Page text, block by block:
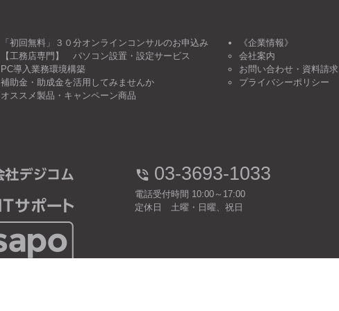
「初回無料」３０分オンラインコンサルのお申込み
【工務店専門】 パソコン設置・設定サービス
PC導入業務環境構築
補助金・助成金を活用してみませんか
オススメ製品・キャンペーン商品
《企業情報》
会社案内
お問い合わせ・資料請求
プライバシーポリシー
03-3693-1033
電話受付時間 10:00～17:00
定休日 土曜・日曜、祝日